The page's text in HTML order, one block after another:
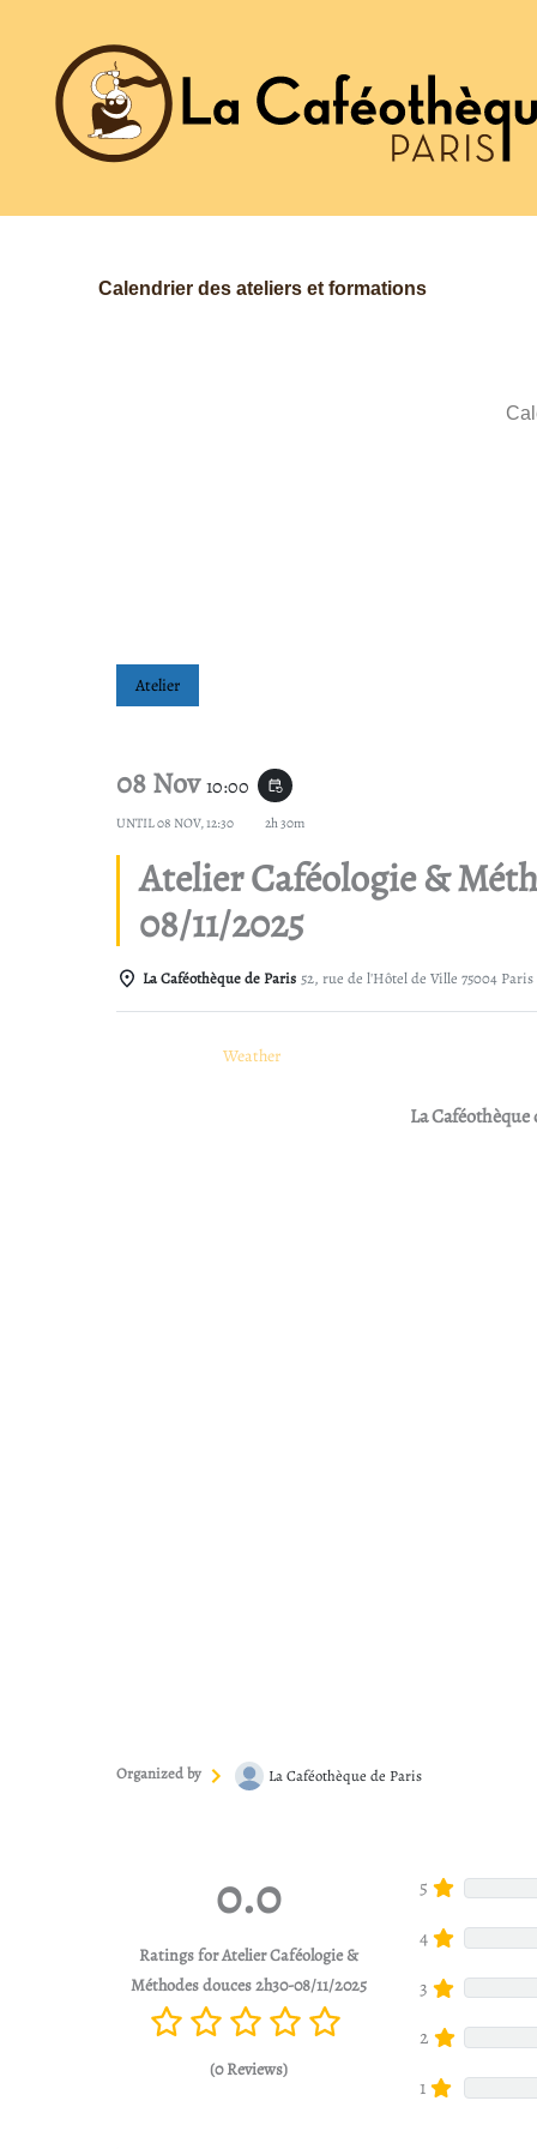
contenu
Calendrier des ateliers et formations
Atelier
08 Nov10:00 event_repeat
UNTIL08 NOV, 12:30 2h 30m
Atelier Caféologie &
08/11/2025
La Caféothèque de Paris 52, rue de l'Hôtel de Ville 75004 Paris
Weather
La Caféothèque
Organized by La Caféothèque de Paris
0.0
Ratings for Atelier Caféologie &
Méthodes douces 2h30-08/11/2025
(0 Reviews)
5
4
3
2
1